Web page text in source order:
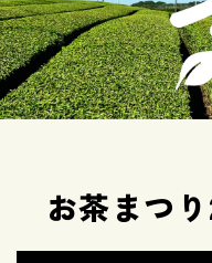
お茶まつ